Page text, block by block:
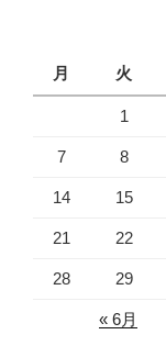
月
火
1
7 8
14 15
21 22
28 29
« 6月